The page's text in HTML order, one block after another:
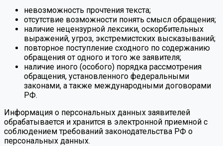
невозможность прочтения текста;
отсутствие возможности понять смысл обращения;
наличие нецензурной лексики, оскорбительных
выражений, угроз, экстремистских высказываний;
повторное поступление сходного по содержанию
обращения от одного и того же заявителя;
наличие иного (особого) порядка рассмотрения
обращения, установленного федеральными
законами, а также международными договорами
РФ.
Информация о персональных данных заявителей
обрабатывается и хранится в электронной приемной с
соблюдением требований законодательства РФ о
персональных данных.